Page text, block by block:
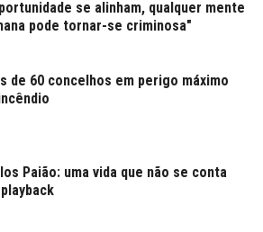
se alinham, qualquer mente
pode tornar-se criminosa"
de 60 concelhos em perigo máximo
Paião: uma vida que não se conta